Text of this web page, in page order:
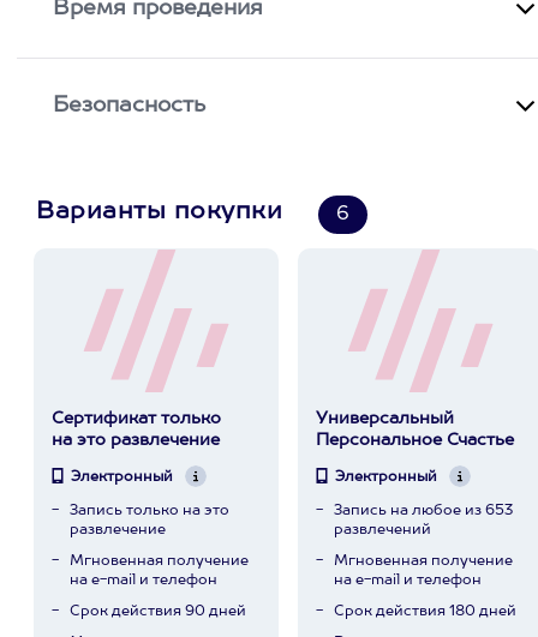
Время проведения
Безопасность
Варианты покупки 6
Сертификат только
на это развлечение
Электронный
Запись только на это
развлечение
Мгновенная получение
на e-mail и телефон
Срок действия 90 дней
Универсальный
Персональное Счастье
Электронный
Запись на любое из 653
развлечений
Мгновенная получение
на e-mail и телефон
Срок действия 180 дней